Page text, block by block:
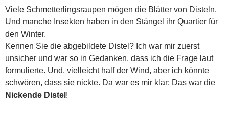
Viele Schmetterlingsraupen mögen die Blätter von Disteln.
Und manche Insekten haben in den Stängel ihr Quartier für
den Winter.
Kennen Sie die abgebildete Distel? Ich war mir zuerst
unsicher und war so in Gedanken, dass ich die Frage laut
formulierte. Und, vielleicht half der Wind, aber ich könnte
schwören, dass sie nickte. Da war es mir klar: Das war die
Nickende Distel !